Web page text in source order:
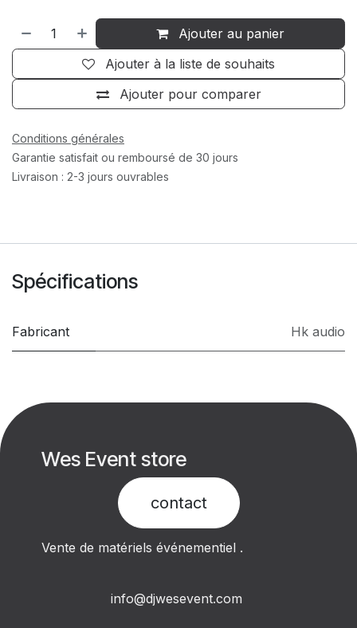
Ajouter au panier
Ajouter pour comparer
Ajouter à la liste de souhaits
Conditions générales
Garantie satisfait ou remboursé de 30 jours
Livraison : 2-3 jours ouvrables
Spécifications
Fabricant Hk audio
Wes Event store
contact​
Vente de matériels événementiel .
info@djwesevent.com